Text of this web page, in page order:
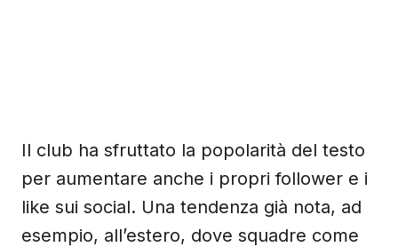
Il club ha sfruttato la popolarità del testo
per aumentare anche i propri follower e i
like sui social. Una tendenza già nota, ad
esempio, all’estero, dove squadre come